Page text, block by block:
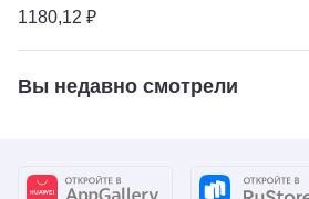
1180,12 ₽
Вы недавно смотрели